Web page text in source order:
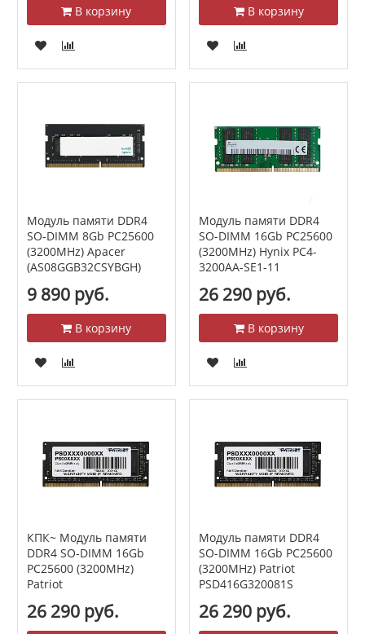
В корзину В корзину
Модуль памяти DDR4
SO-DIMM 8Gb PC25600
(3200MHz) Apacer
(AS08GGB32CSYBGH)
9 890 руб.
В корзину
Модуль памяти DDR4
SO-DIMM 16Gb PC25600
(3200MHz) Hynix PC4-
3200AA-SE1-11
26 290 руб.
В корзину
КПК~ Модуль памяти
DDR4 SO-DIMM 16Gb
PC25600 (3200MHz)
Patriot
26 290 руб.
Модуль памяти DDR4
SO-DIMM 16Gb PC25600
(3200MHz) Patriot
PSD416G320081S
26 290 руб.